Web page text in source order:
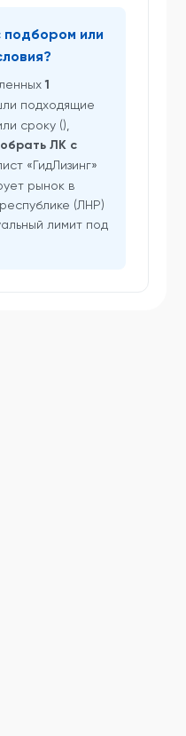
или
1
подходящие
сроку (),
ЛК с
«ГидЛизинг»
рынок в
(ЛНР)
лимит под